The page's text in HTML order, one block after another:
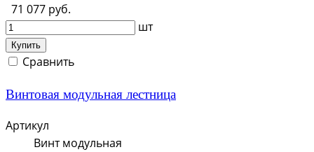
71 077 руб.
шт
Купить
Сравнить
Винтовая модульная лестница
Артикул
Винт модульная